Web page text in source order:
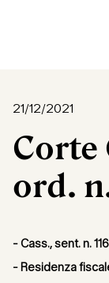
21/12/2021
Corte
ord.
- Cass., sent. n.
- Residenza